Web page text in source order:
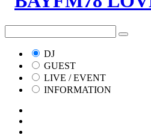
DJ
GUEST
LIVE / EVENT
INFORMATION